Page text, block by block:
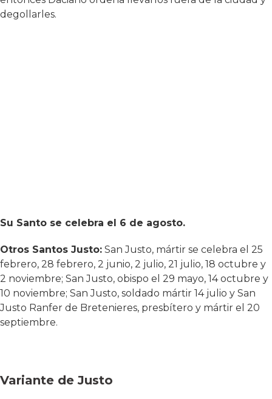
degollarles.
Su Santo se celebra el 6 de agosto.
Otros Santos Justo: San Justo, mártir se celebra el 25
febrero, 28 febrero, 2 junio, 2 julio, 21 julio, 18 octubre y
2 noviembre; San Justo, obispo el 29 mayo, 14 octubre y
10 noviembre; San Justo, soldado mártir 14 julio y San
Justo Ranfer de Bretenieres, presbítero y mártir el 20
septiembre.
Variante de Justo